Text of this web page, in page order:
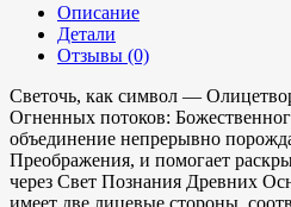
Описание
Детали
Отзывы (0)
Светочь, как символ —
Огненных потоков:
объединение непрерывно
Преображения, и помогает
через Свет Познания Древних
имеет две лицевые стороны,